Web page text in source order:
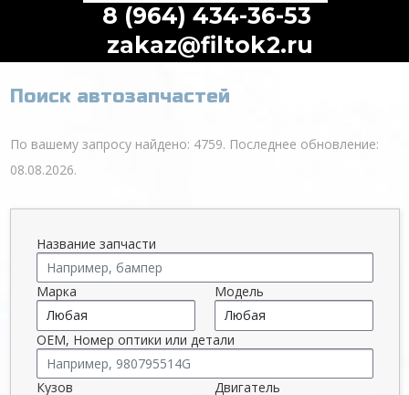
8 (964) 434-36-53
zakaz@filtok2.ru
Поиск автозапчастей
По вашему запросу найдено: 4759. Последнее обновление:
08.08.2026.
Название запчасти
Марка Модель
OEM, Номер оптики или детали
Кузов Двигатель